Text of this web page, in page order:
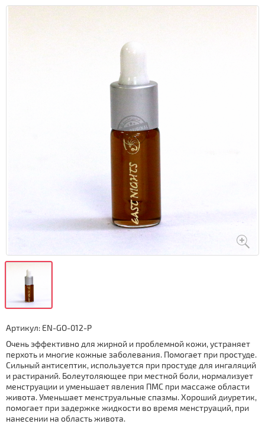
Артикул: EN-GO-012-P
Очень эффективно для жирной и проблемной кожи, устраняет
перхоть и многие кожные заболевания. Помогает при простуде.
Сильный антисептик, используется при простуде для ингаляций
и растираний. Болеутоляющее при местной боли, нормализует
менструации и уменьшает явления ПМС при массаже области
живота. Уменьшает менструальные спазмы. Хороший диуретик,
помогает при задержке жидкости во время менструаций, при
нанесении на область живота.